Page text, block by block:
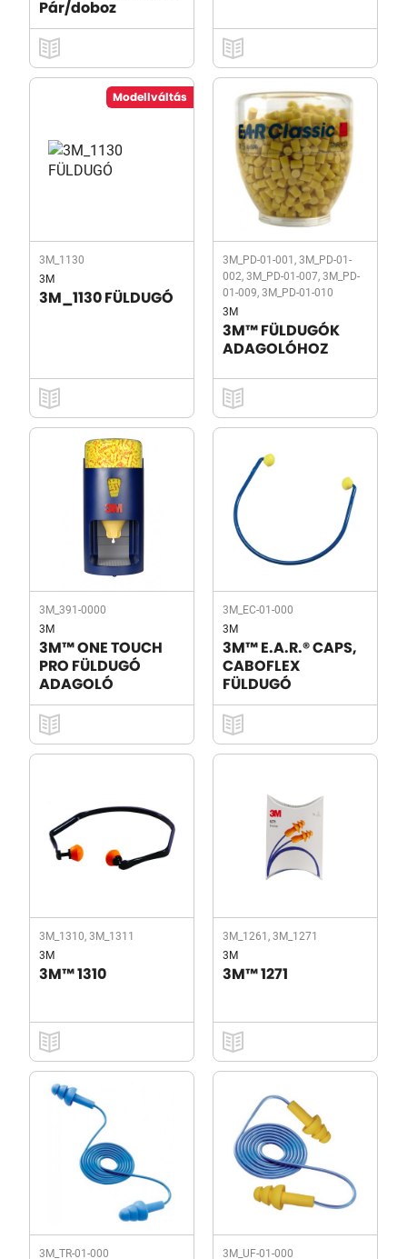
Pár/doboz
Modellváltás
3M_1130
3M
3M_1130 FÜLDUGÓ
3M_PD-01-001, 3M_PD-01-
002, 3M_PD-01-007, 3M_PD-
01-009, 3M_PD-01-010
3M
3M™ FÜLDUGÓK
ADAGOLÓHOZ
3M_391-0000
3M
3M™ ONE TOUCH
PRO FÜLDUGÓ
ADAGOLÓ
3M_EC-01-000
3M
3M™ E.A.R.® CAPS,
CABOFLEX
FÜLDUGÓ
3M_1310, 3M_1311
3M
3M™ 1310
3M_1261, 3M_1271
3M
3M™ 1271
3M_TR-01-000 3M_UF-01-000